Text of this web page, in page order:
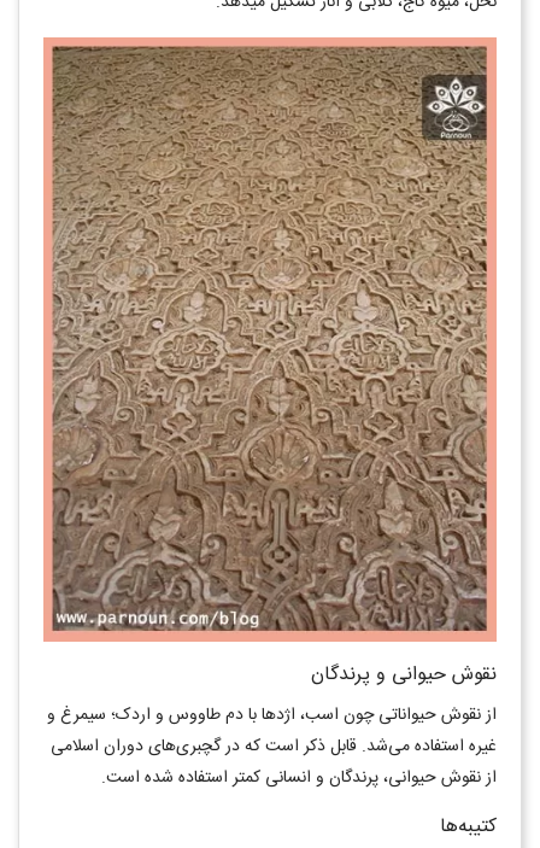
نقوش حیوانی و پرندگان
از نقوش حیواناتی چون اسب، اژدها با دم طاووس و اردک؛ سیمرغ و
غیره استفاده می‌شد. قابل ذکر است که در گچبری‌های دوران اسلامی
از نقوش حیوانی، پرندگان و انسانی کمتر استفاده شده است.
کتیبه‌ها